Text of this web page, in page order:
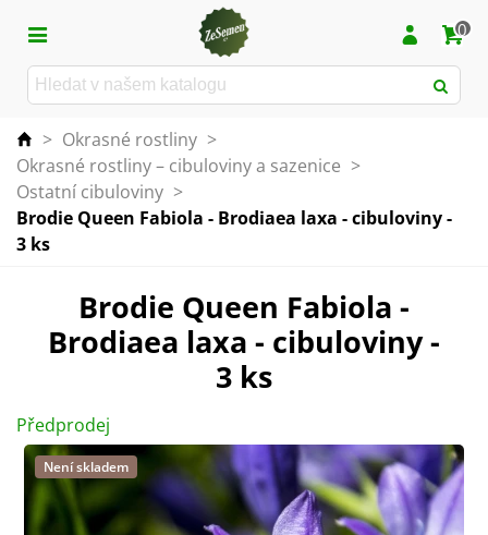
0
> Okrasné rostliny >
Okrasné rostliny – cibuloviny a sazenice >
Ostatní cibuloviny >
Brodie Queen Fabiola - Brodiaea laxa - cibuloviny -
3 ks
Brodie Queen Fabiola -
Brodiaea laxa - cibuloviny -
3 ks
Předprodej
Není skladem